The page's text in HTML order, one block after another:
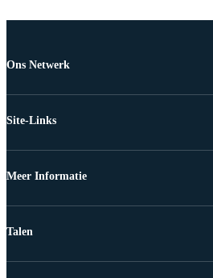
Ons Netwerk
Site-Links
Meer Informatie
Talen